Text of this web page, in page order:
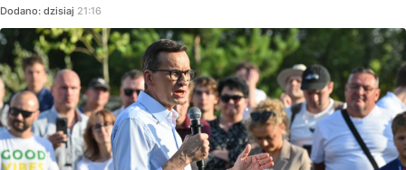
Dodano: dzisiaj 21:16